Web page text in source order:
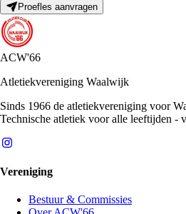
Proefles aanvragen
ACW'66
Atletiekvereniging Waalwijk
Sinds 1966 de atletiekvereniging voor
Technische atletiek voor alle leeftijden -
Vereniging
Bestuur & Commissies